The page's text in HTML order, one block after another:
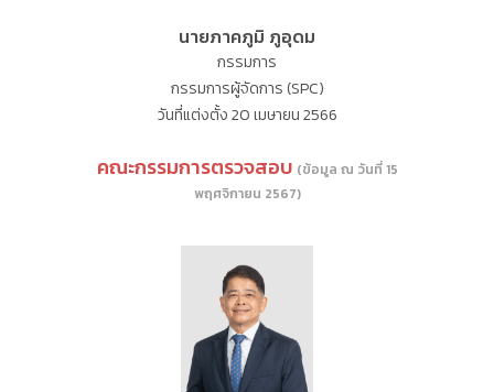
นายภาคภูมิ ภูอุดม
กรรมการ
กรรมการผู้จัดการ (SPC)
วันที่แต่งตั้ง 20 เมษายน 2566
คณะกรรมการตรวจสอบ (ข้อมูล ณ วันที่ 15
พฤศจิกายน 2567)